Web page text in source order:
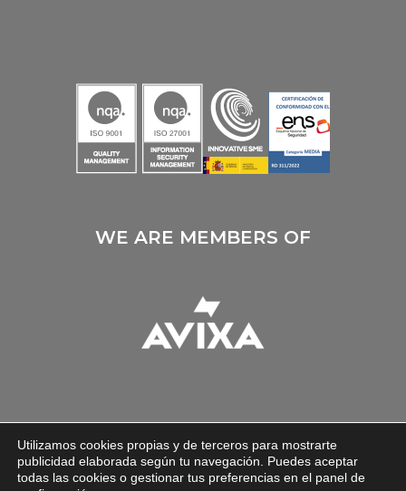
WE ARE MEMBERS OF
AVISO LEGAL
Utilizamos cookies propias y de terceros para mostrarte
publicidad elaborada según tu navegación. Puedes aceptar
todas las cookies o gestionar tus preferencias en el panel de